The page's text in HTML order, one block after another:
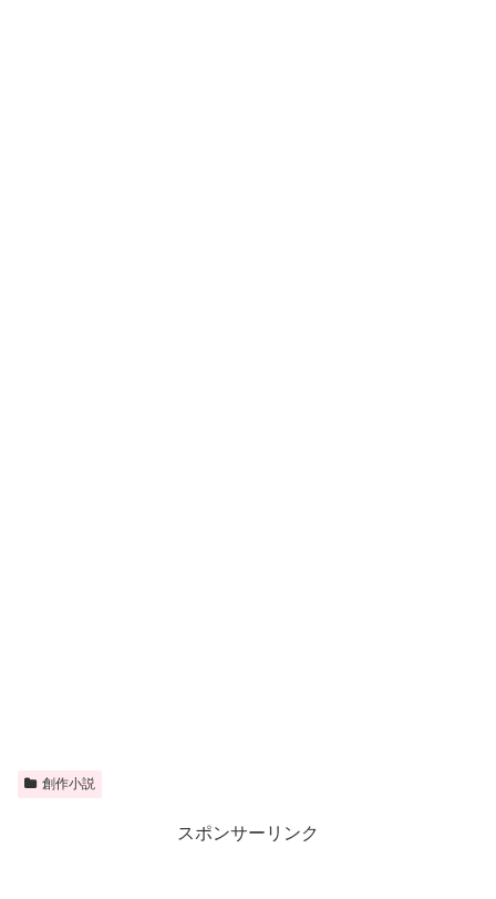
創作小説
スポンサーリンク